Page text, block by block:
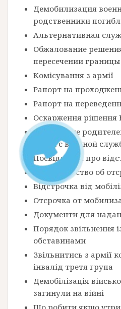
Демобилизация
родственники
Альтернативная
Обжалование
пересечении
Комісування з армії
Рапорт на
Рапорт на
Оскарження рішення
Увольнение
семей с военной
Посвідчення про
Свидетельство об
Відстрочка від
Отсрочка от
Документи для
Порядок звільнення
обставинами
Звільнитись з армії
інвалід третя група
Демобілізація
загинули на війні
Що робити якщо